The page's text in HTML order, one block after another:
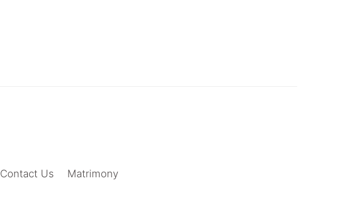
Matrimony
Contact Us